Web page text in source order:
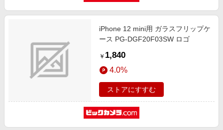
iPhone 12 mini用 ガラスフリップケ
ース PG-DGF20F03SW ロゴ
￥ 1,840
4.0%
ストアにすすむ